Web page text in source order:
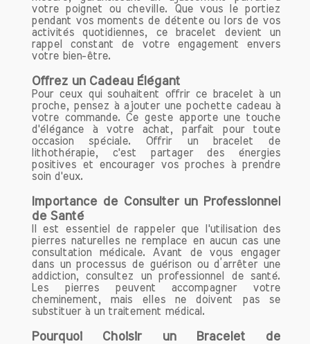
votre poignet ou cheville. Que vous le portiez
pendant vos moments de détente ou lors de vos
activités quotidiennes, ce bracelet devient un
rappel constant de votre engagement envers
votre bien-être.
Offrez un Cadeau Élégant
Pour ceux qui souhaitent offrir ce bracelet à un
proche, pensez à ajouter une pochette cadeau à
votre commande. Ce geste apporte une touche
d'élégance à votre achat, parfait pour toute
occasion spéciale. Offrir un bracelet de
lithothérapie, c'est partager des énergies
positives et encourager vos proches à prendre
soin d'eux.
Importance de Consulter un Professionnel
de Santé
Il est essentiel de rappeler que l'utilisation des
pierres naturelles ne remplace en aucun cas une
consultation médicale. Avant de vous engager
dans un processus de guérison ou d’arrêter une
addiction, consultez un professionnel de santé.
Les pierres peuvent accompagner votre
cheminement, mais elles ne doivent pas se
substituer à un traitement médical.
Pourquoi Choisir un Bracelet de